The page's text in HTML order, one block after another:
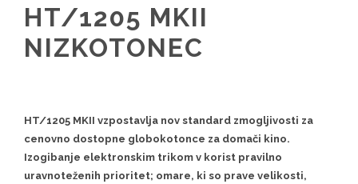
HT/1205 MKII
NIZKOTONEC
HT/1205 MKII vzpostavlja nov standard zmogljivosti za
cenovno dostopne globokotonce za domači kino.
Izogibanje elektronskim trikom v korist pravilno
uravnoteženih prioritet; omare, ki so prave velikosti,